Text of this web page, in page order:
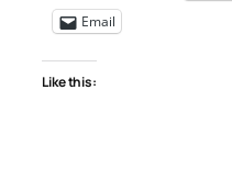
Email
Like this: